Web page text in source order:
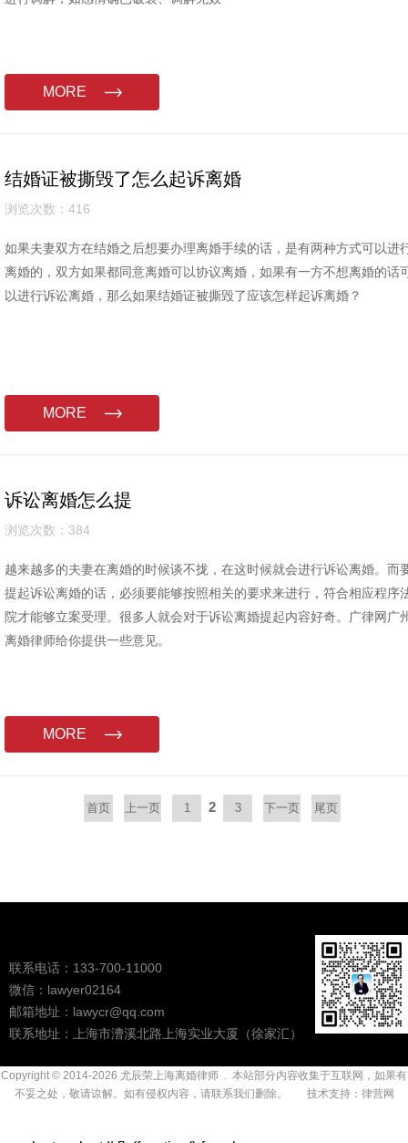
MORE
结婚证被撕毁了怎么起诉离婚
浏览次数：416
如果夫妻双方在结婚之后想要办理离婚手续的话，是有两种方式可以进
离婚的，双方如果都同意离婚可以协议离婚，如果有一方不想离婚的话
以进行诉讼离婚，那么如果结婚证被撕毁了应该怎样起诉离婚？
MORE
诉讼离婚怎么提
浏览次数：384
越来越多的夫妻在离婚的时候谈不拢，在这时候就会进行诉讼离婚。而
提起诉讼离婚的话，必须要能够按照相关的要求来进行，符合相应程序
院才能够立案受理。很多人就会对于诉讼离婚提起内容好奇。广律网广
离婚律师给你提供一些意见。
MORE
首页 上一页 1 2 3 下一页 尾页
联系电话：133-700-11000
微信：lawyer02164
邮箱地址：lawycr@qq.com
联系地址：上海市漕溪北路上海实业大厦（徐家汇）
Copyright © 2014-2026 尤辰荣上海离婚律师 . 本站部分内容收集于互联网，如果有
不妥之处，敬请谅解。如有侵权内容，请联系我们删除。 技术支持： 律营网